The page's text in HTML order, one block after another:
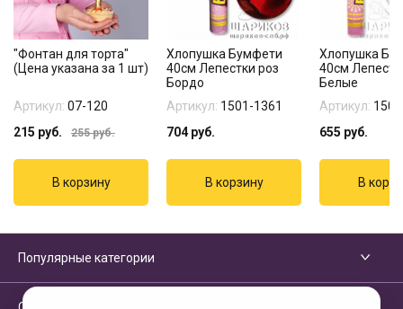
"Фонтан для торта"
(Цена указана за 1 шт)
Артикул: 07-120
215 руб. 255руб.
Хлопушка Бумфети
40см Лепестки роз
Бордо
Артикул: 1501-1361
704 руб.
Хлопушка
40см
Белые
Артикул:
655 руб.
Популярные категории